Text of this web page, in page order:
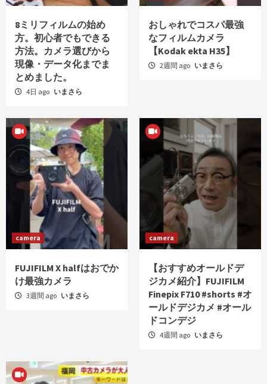
8ミリフィルムの始め
方。初心者でもできる
方法。カメラ選びから
現像・データ化までま
とめました。
4日 ago いまさら
おしゃれでコスパ最強
なフィルムカメラ
【Kodak ekta H35】
2週間 ago いまさら
camera
FUJIFILM X halfはおでか
け最強カメラ
3週間 ago いまさら
camera
【おすすめオールドデ
ジカメ紹介】FUJIFILM
Finepix F710 #shorts #オ
ールドデジカメ #オール
ドコンデジ
4週間 ago いまさら